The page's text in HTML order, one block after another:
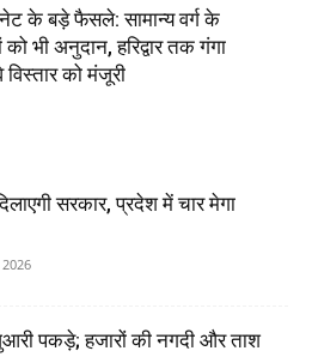
के बड़े फैसले: सामान्य वर्ग के
भी अनुदान, हरिद्वार तक गंगा
को मंजूरी
सरकार, प्रदेश में चार मेगा
पकड़े; हजारों की नगदी और ताश